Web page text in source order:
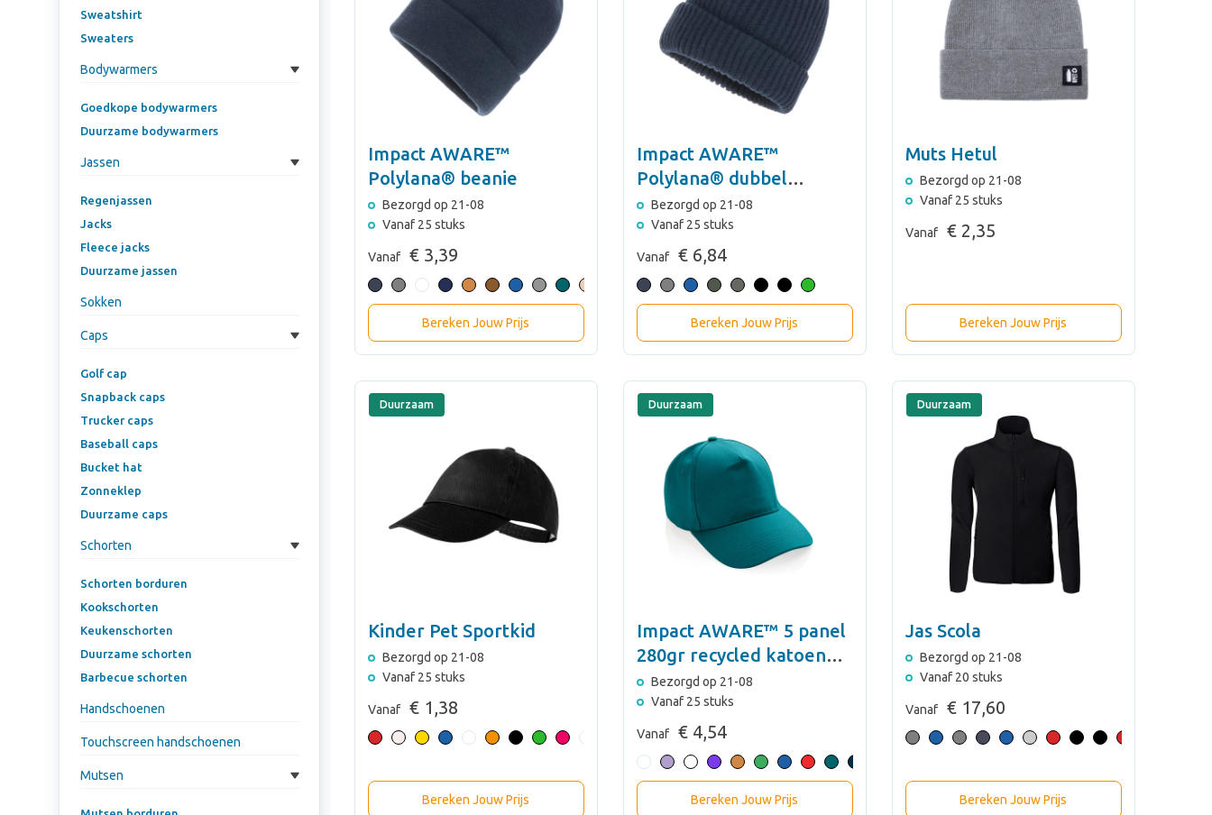
Sweatshirt
Sweaters
Bodywarmers
Goedkope bodywarmers
Duurzame bodywarmers
Jassen
Regenjassen
Jacks
Fleece jacks
Duurzame jassen
Sokken
Caps
Golf cap
Snapback caps
Trucker caps
Baseball caps
Bucket hat
Zonneklep
Duurzame caps
Schorten
Schorten borduren
Kookschorten
Keukenschorten
Duurzame schorten
Barbecue schorten
Handschoenen
Touchscreen handschoenen
Mutsen
Impact AWARE™
Polylana® beanie
Bezorgd op 21-08
Vanaf 25 stuks
Vanaf € 3,39
Bereken Jouw Prijs
Impact AWARE™
Polylana® dubbel
gebreide beanie
Bezorgd op 21-08
Vanaf 25 stuks
Vanaf € 6,84
Bereken Jouw Prijs
Muts Hetul
Bezorgd op 21-08
Vanaf 25 stuks
Vanaf € 2,35
Bereken Jouw Prijs
Duurzaam
Kinder Pet Sportkid
Bezorgd op 21-08
Vanaf 25 stuks
Vanaf € 1,38
Bereken Jouw Prijs
Duurzaam
Impact AWARE™ 5 panel
280gr recycled katoenen
capBezorgd op 21-08
Vanaf 25 stuks
Vanaf € 4,54
Bereken Jouw Prijs
Duurzaam
Jas Scola
Bezorgd op 21-08
Vanaf 20 stuks
Vanaf € 17,60
Bereken Jouw Prijs